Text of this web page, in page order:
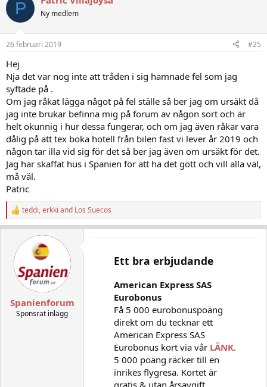
P Ny medlem
26 februari 2019 #25
Hej
Nja det var nog inte att tråden i sig hamnade fel som jag
syftade på .
Om jag råkat lägga något på fel ställe så ber jag om ursäkt då
jag inte brukar befinna mig på forum av någon sort och är
helt okunnig i hur dessa fungerar, och om jag även råkar vara
dålig på att tex boka hotell från bilen fast vi lever år 2019 och
någon tar illa vid sig för det så ber jag även om ursäkt för det.
Jag har skaffat hus i Spanien för att ha det gött och vill alla väl,
må väl.
Patric
R
e
a
o
:
teddi,erkki and Los Suecos
Spanienforum
Sponsrat inlägg
Ett bra erbjudande
American Express SAS
Eurobonus
Få 5 000 eurobonuspoäng
direkt om du tecknar ett
American Express SAS
Eurobonus kort via vår LÄNK.
5 000 poäng räcker till en
inrikes flygresa. Kortet är
gratis & utan årsavgift.